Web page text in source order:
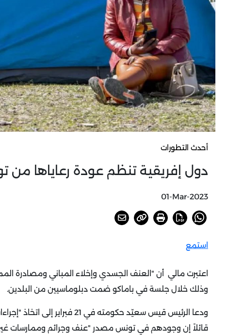
أحدث التطورات
دول إفريقية تنظم عودة رعاياها من
01-Mar-2023
استمع
اعتبرت مالي أن "العنف الجسدي وإخلاء المباني ومصادرة
وذلك خلال جلسة في باماكو ضمت دبلوماسيين من البلدين.
ودعا الرئيس قيس سعيّد
قائلاً إن وجودهم في تونس مصدر "عنف وجرائم وممارسات